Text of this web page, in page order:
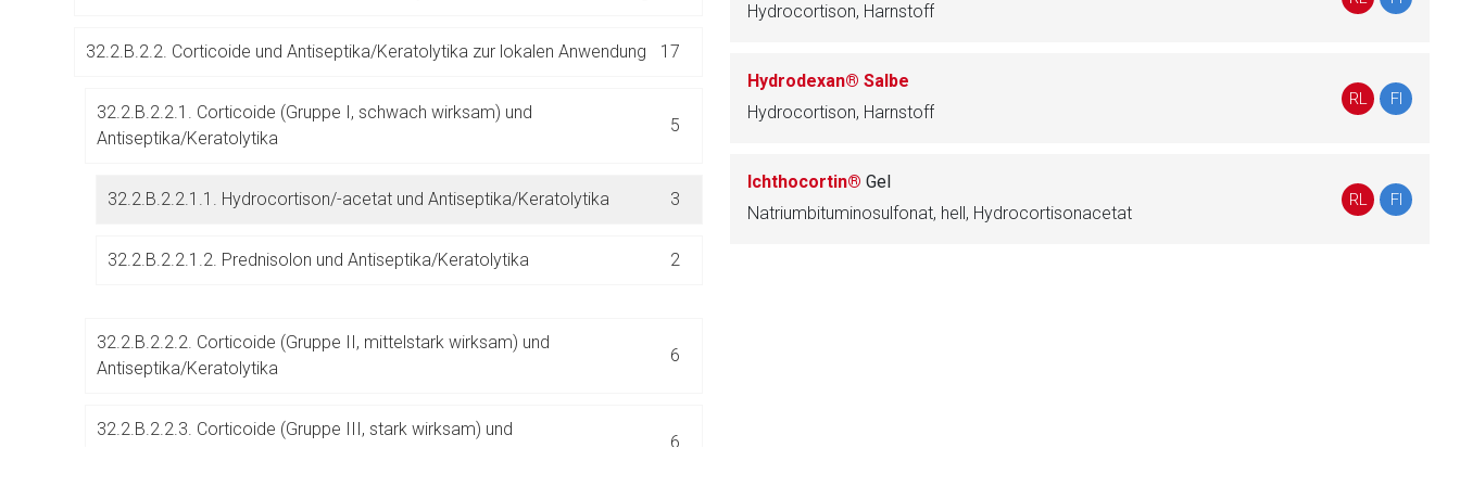
32.2.B.2.2. Corticoide und Antiseptika/Keratolytika zur lokalen Anwendung 17
32.2.B.2.2.1. Corticoide (Gruppe I, schwach wirksam) und
Antiseptika/Keratolytika
5
32.2.B.2.2.1.1. Hydrocortison/-acetat und Antiseptika/Keratolytika 3
32.2.B.2.2.1.2. Prednisolon und Antiseptika/Keratolytika 2
32.2.B.2.2.2. Corticoide (Gruppe II, mittelstark wirksam) und
Antiseptika/Keratolytika
6
32.2.B.2.2.3. Corticoide (Gruppe III, stark wirksam) und
6
Hydrocortison, Harnstoff
Hydrodexan® Salbe
Hydrocortison, Harnstoff
RL FI
Ichthocortin® Gel
Natriumbituminosulfonat, hell, Hydrocortisonacetat
RL FI
Betreiber verantwortlich. Ebenso gelten dort ggf. andere Datenschutzbestimmungen.
Zurück zur rote-liste.de